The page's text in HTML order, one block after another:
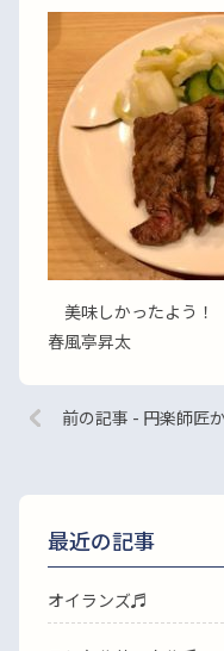
美味しかったよう！
春風亭昇太
前の記事 - 円楽師匠
最近の記事
オイランズ♬